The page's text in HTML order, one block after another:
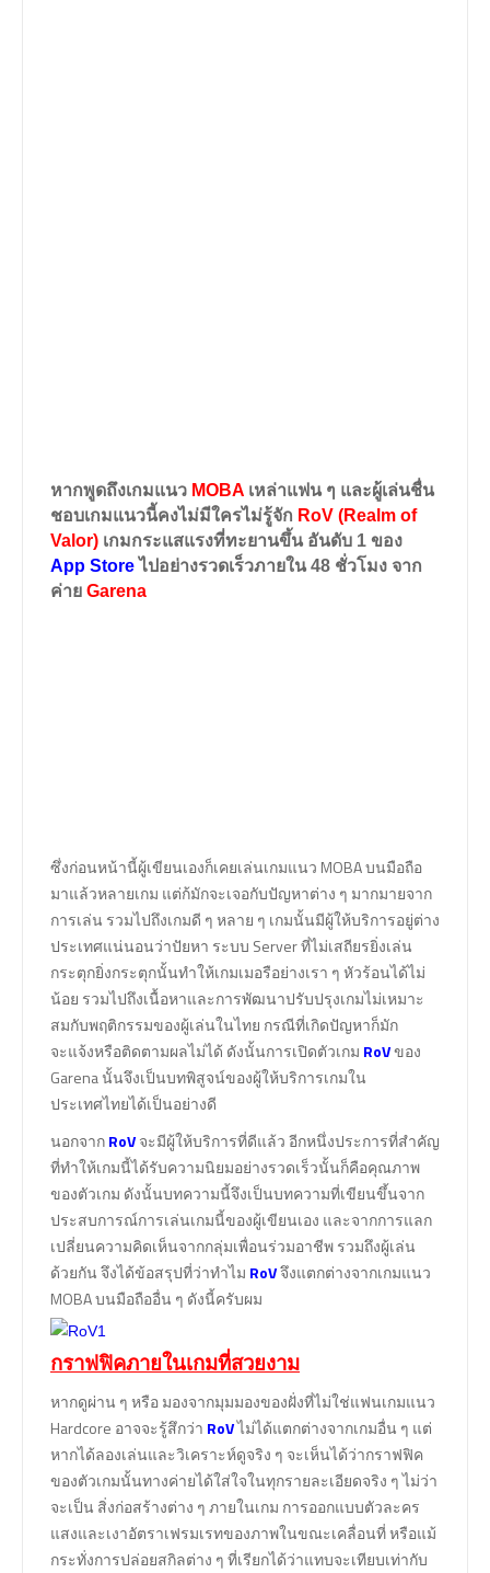
หากพูดถึงเกมแนว MOBA เหล่าแฟน ๆ และผู้เล่นชื่น
ชอบเกมแนวนี้คงไม่มีใครไม่รู้จัก RoV (Realm of
Valor) เกมกระแสแรงที่ทะยานขึ้น อันดับ 1 ของ
App Storeไปอย่างรวดเร็วภายใน48 ชั่วโมง จาก
ค่าย Garena
ซึ่งก่อนหน้านี้ผู้เขียนเองก็เคยเล่นเกมแนว MOBA บนมือถือ
มาแล้วหลายเกม แต่ก้มักจะเจอกับปัญหาต่าง ๆ มากมายจาก
การเล่น รวมไปถึงเกมดี ๆ หลาย ๆ เกมนั้นมีผู้ให้บริการอยู่ต่าง
ประเทศแน่นอนว่าปัยหา ระบบ Server ที่ไม่เสถียรยิ่งเล่น
กระตุกยิ่งกระตุกนั้นทำให้เกมเมอรือย่างเรา ๆ หัวร้อนได้ไม่
น้อย รวมไปถึงเนื้อหาและการพัฒนาปรับปรุงเกมไม่เหมาะ
สมกับพฤติกรรมของผู้เล่นในไทย กรณีที่เกิดปัญหาก็มัก
จะแจ้งหรือติดตามผลไม่ได้ ดังนั้นการเปิดตัวเกม RoVของ
Garena นั้นจึงเป็นบทพิสูจน์ของผู้ให้บริการเกมใน
ประเทศไทยได้เป็นอย่างดี
นอกจากRoVจะมีผู้ให้บริการที่ดีแล้ว อีกหนึ่งประการที่สำคัญ
ที่ทำให้เกมนี้ได้รับความนิยมอย่างรวดเร็วนั้นก็คือคุณภาพ
ของตัวเกม ดังนั้นบทความนี้จึงเป็นบทความที่เขียนขึ้นจาก
ประสบการณ์การเล่นเกมนี้ของผู้เขียนเอง และจากการแลก
เปลี่ยนความคิดเห็นจากกลุ่มเพื่อนร่วมอาชีพ รวมถึงผู้เล่น
ด้วยกัน จึงได้ข้อสรุปที่ว่าทำไม RoVจึงแตกต่างจากเกมแนว
MOBA บนมือถืออื่น ๆ ดังนี้ครับผม
กราฟฟิคภายในเกมที่สวยงาม
หากดูผ่าน ๆ หรือ มองจากมุมมองของฝั่งที่ไม่ใช่แฟนเกมแนว
Hardcore อาจจะรู้สึกว่า RoVไม่ได้แตกต่างจากเกมอื่น ๆ แต่
หากได้ลองเล่นและวิเคราะห์ดูจริง ๆ จะเห็นได้ว่ากราฟฟิค
ของตัวเกมนั้นทางค่ายได้ใส่ใจในทุกรายละเอียดจริง ๆ ไม่ว่า
จะเป็น สิ่งก่อสร้างต่าง ๆ ภายในเกม การออกแบบตัวละคร
แสงและเงาอัตราเฟรมเรทของภาพในขณะเคลื่อนที่ หรือแม้
กระทั่งการปล่อยสกิลต่าง ๆ ที่เรียกได้ว่าแทบจะเทียบเท่ากับ